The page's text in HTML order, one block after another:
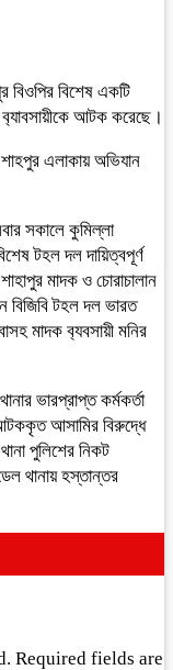
বিওপির বিশেষ একটি
আটক করেছে।
এলাকায় অভিযান
সকালে কুমিল্লা
টহল দল দায়িত্বপূর্ণ
মাদক ও চোরাচালান
বিজিবি টহল দল ভারত
মাদক ব‍্যবসায়ী মনির
ভারপ্রাপ্ত কর্মকর্তা
আসামির বিরুদ্ধে
পুলিশের নিকট
থানায় হস্তান্তর
Required fields are